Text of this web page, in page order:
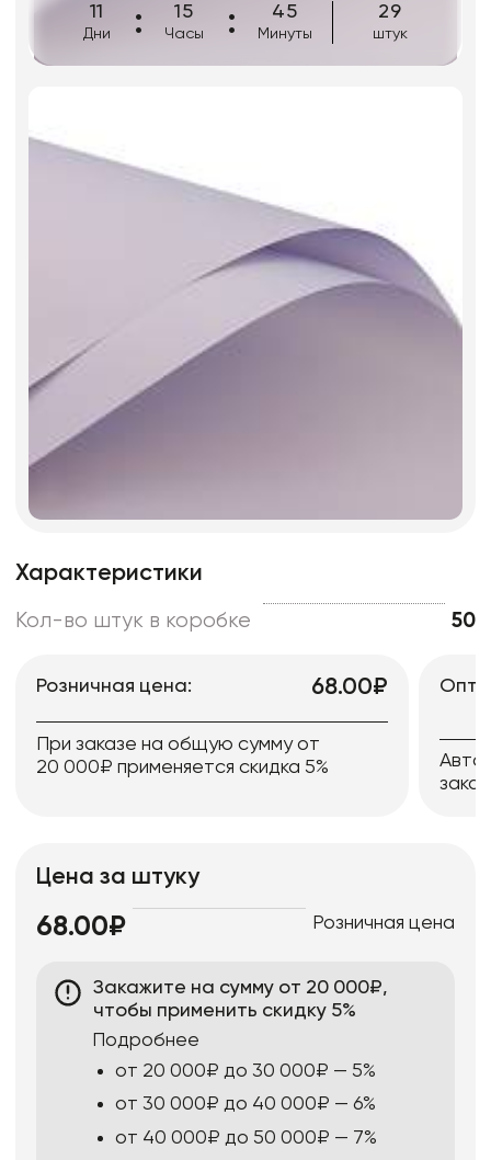
11
Дни
15
Часы
45
Минуты
29
штук
Характеристики
Кол-во штук в коробке 50
Розничная цена: 68.00₽
При заказе на общую сумму от
20 000₽ применяется скидка 5%
Цена за штуку
68.00₽ Розничная цена
Закажите на сумму от 20 000₽,
чтобы применить скидку 5%
Подробнее
от 20 000₽ до 30 000₽ — 5%
от 30 000₽ до 40 000₽ — 6%
от 40 000₽ до 50 000₽ — 7%